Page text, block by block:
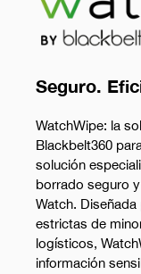
Seguro.
WatchWipe: la
Blackbelt360
solución
borrado seguro
Watch.
estrictas de
logísticos,
información